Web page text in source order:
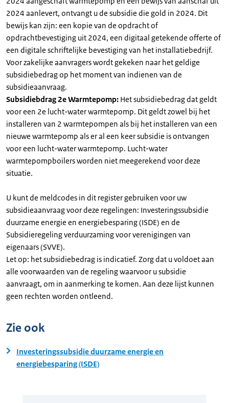
2024 aanlevert, ontvangt u de subsidie die gold in 2024. Dit
bewijs kan zijn: een kopie van de opdracht of
opdrachtbevestiging uit 2024, een digitaal getekende offerte of
een digitale schriftelijke bevestiging van het installatiebedrijf.
Voor zakelijke aanvragers wordt gekeken naar het geldige
subsidiebedrag op het moment van indienen van de
subsidieaanvraag.
Subsidiebdrag 2e Warmtepomp: Het subsidiebedrag dat geldt
voor een 2e lucht-water warmtepomp. Dit geldt zowel bij het
installeren van 2 warmtepompen als bij het installeren van een
nieuwe warmtepomp als er al een keer subsidie is ontvangen
voor een lucht-water warmtepomp. Lucht-water
warmtepompboilers worden niet meegerekend voor deze
situatie.
U kunt de meldcodes in dit register gebruiken voor uw
subsidieaanvraag voor deze regelingen: Investeringssubsidie
duurzame energie en energiebesparing (ISDE) en de
Subsidieregeling verduurzaming voor verenigingen van
eigenaars (SVVE).
Let op: het subsidiebedrag is indicatief. Zorg dat u voldoet aan
alle voorwaarden van de regeling waarvoor u subsidie
aanvraagt, om in aanmerking te komen. Aan deze lijst kunnen
geen rechten worden ontleend.
Zie ook
Investeringssubsidie duurzame energie en
energiebesparing (ISDE)